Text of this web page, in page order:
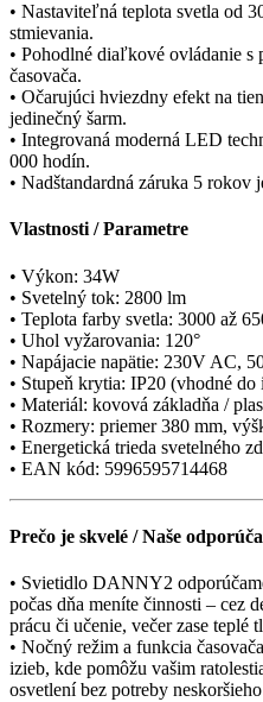
• Nastaviteľná teplota svetla od
stmievania.
• Pohodlné diaľkové ovládanie
časovača.
• Očarujúci hviezdny efekt na
jedinečný šarm.
• Integrovaná moderná LED
000 hodín.
• Nadštandardná záruka 5
Vlastnosti / Parametre
• Výkon: 34W
• Svetelný tok: 2800 lm
• Teplota farby svetla: 3000 až
• Uhol vyžarovania: 120°
• Napájacie napätie: 230V AC,
• Stupeň krytia: IP20 (vhodné do
• Materiál: kovová základňa /
• Rozmery: priemer 380 mm,
• Energetická trieda svetelného
• EAN kód: 5996595714468
Prečo je skvelé / Naše
• Svietidlo DANNY2
počas dňa meníte činnosti – cez
prácu či učenie, večer zase teplé
• Nočný režim a funkcia
izieb, kde pomôžu vašim
osvetlení bez potreby